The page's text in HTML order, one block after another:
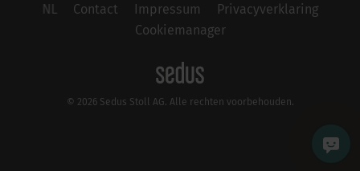
© 2026 Sedus Stoll AG. Alle rechten voorbehouden.
NL Contact Impressum
Privacyverklaring
Cookiemanager